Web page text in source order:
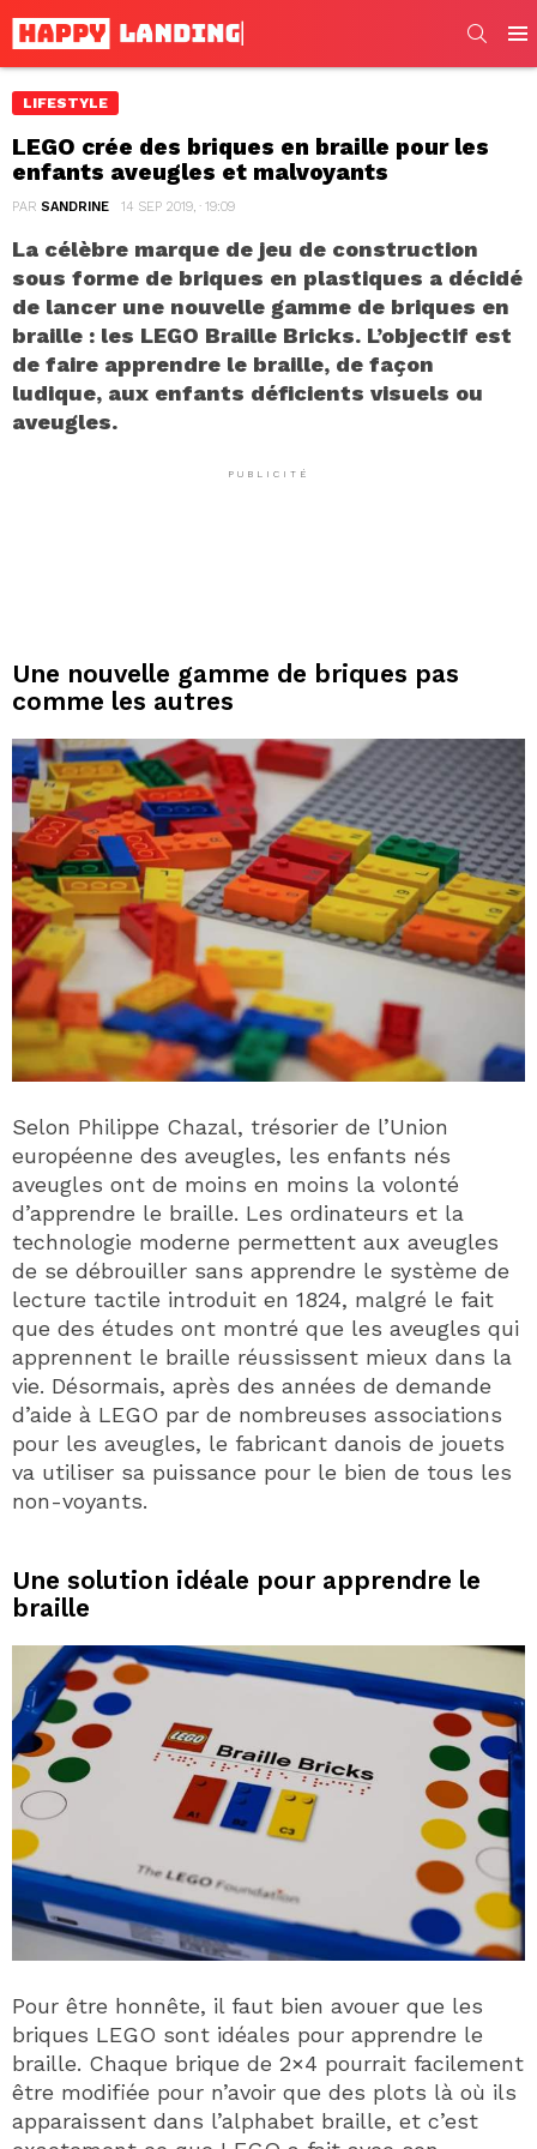
LIFESTYLE
LEGO crée des briques en braille pour les
enfants aveugles et malvoyants
PAR SANDRINE 14 SEP 2019, · 19:09
La célèbre marque de jeu de construction
sous forme de briques en plastiques a décidé
de lancer une nouvelle gamme de briques en
braille : les LEGO Braille Bricks. L’objectif est
de faire apprendre le braille, de façon
ludique, aux enfants déficients visuels ou
aveugles.
PUBLICITÉ
Une nouvelle gamme de briques pas
comme les autres
Selon Philippe Chazal, trésorier de l’Union
européenne des aveugles, les enfants nés
aveugles ont de moins en moins la volonté
d’apprendre le braille. Les ordinateurs et la
technologie moderne permettent aux aveugles
de se débrouiller sans apprendre le système de
lecture tactile introduit en 1824, malgré le fait
que des études ont montré que les aveugles qui
apprennent le braille réussissent mieux dans la
vie. Désormais, après des années de demande
d’aide à LEGO par de nombreuses associations
pour les aveugles, le fabricant danois de jouets
va utiliser sa puissance pour le bien de tous les
non-voyants.
Une solution idéale pour apprendre le
braille
Pour être honnête, il faut bien avouer que les
briques LEGO sont idéales pour apprendre le
braille. Chaque brique de 2×4 pourrait facilement
être modifiée pour n’avoir que des plots là où ils
apparaissent dans l’alphabet braille, et c’est